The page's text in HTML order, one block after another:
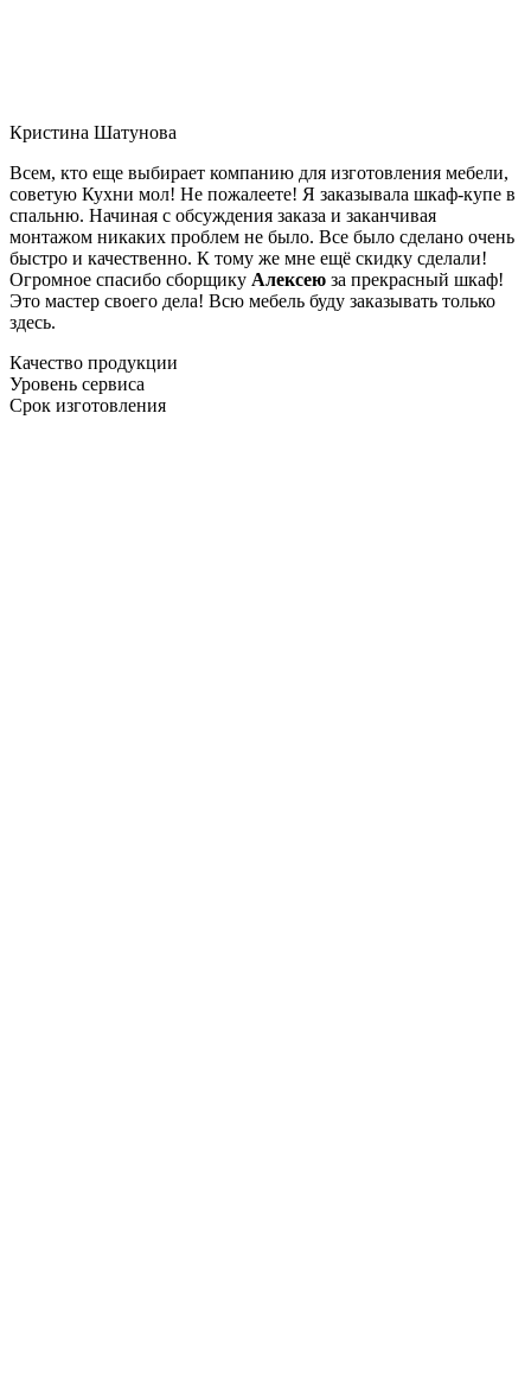
Кристина Шатунова
Всем, кто еще выбирает компанию для изготовления мебели,
советую Кухни мол! Не пожалеете! Я заказывала шкаф-купе в
спальню. Начиная с обсуждения заказа и заканчивая
монтажом никаких проблем не было. Все было сделано очень
быстро и качественно. К тому же мне ещё скидку сделали!
Огромное спасибо сборщику Алексею за прекрасный шкаф!
Это мастер своего дела! Всю мебель буду заказывать только
здесь.
Качество продукции
Уровень сервиса
Срок изготовления